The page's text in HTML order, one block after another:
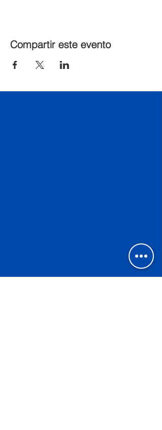
Compartir este evento